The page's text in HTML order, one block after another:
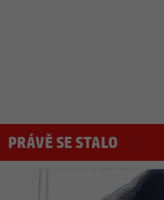
PRÁVĚ SE STALO